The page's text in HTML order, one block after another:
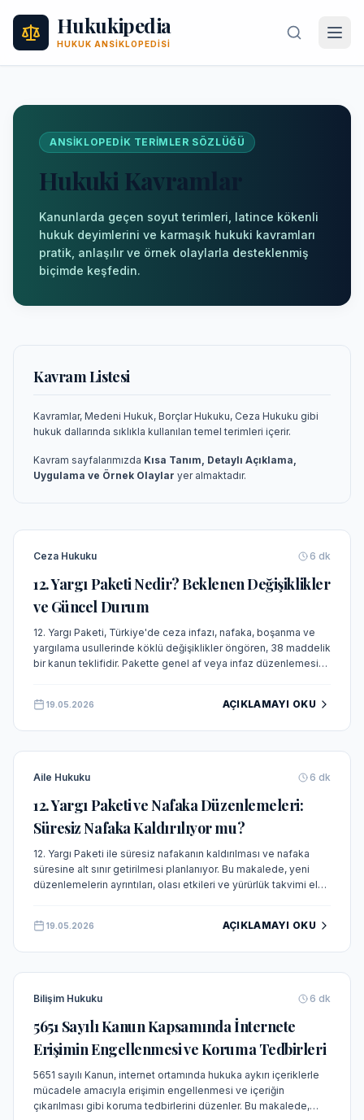
Hukukipedia
HUKUK ANSIKLOPEDISI
ANSIKLOPEDIK TERIMLER SÖZLÜĞÜ
Hukuki Kavramlar
Kanunlarda geçen soyut terimleri, latince kökenli
hukuk deyimlerini ve karmaşık hukuki kavramları
pratik, anlaşılır ve örnek olaylarla desteklenmiş
biçimde keşfedin.
Kavram Listesi
Kavramlar, Medeni Hukuk, Borçlar Hukuku, Ceza Hukuku gibi
hukuk dallarında sıklıkla kullanılan temel terimleri içerir.
Kavram sayfalarımızda Kısa Tanım, Detaylı Açıklama,
Uygulama ve Örnek Olaylar yer almaktadır.
Ceza Hukuku 6 dk
12. Yargı Paketi Nedir? Beklenen Değişiklikler
ve Güncel Durum
12. Yargı Paketi, Türkiye'de ceza infazı, nafaka, boşanma ve
yargılama usullerinde köklü değişiklikler öngören, 38 maddelik
bir kanun teklifidir. Pakette genel af veya infaz düzenlemesi
19.05.2026 AÇIKLAMAYI OKU
Aile Hukuku 6 dk
12. Yargı Paketi ve Nafaka Düzenlemeleri:
Süresiz Nafaka Kaldırılıyor mu?
12. Yargı Paketi ile süresiz nafakanın kaldırılması ve nafaka
süresine alt sınır getirilmesi planlanıyor. Bu makalede, yeni
düzenlemelerin ayrıntıları, olası etkileri ve yürürlük takvimi ele
19.05.2026 AÇIKLAMAYI OKU
Bilişim Hukuku 6 dk
5651 Sayılı Kanun Kapsamında İnternete
Erişimin Engellenmesi ve Koruma Tedbirleri
5651 sayılı Kanun, internet ortamında hukuka aykırı içeriklerle
mücadele amacıyla erişimin engellenmesi ve içeriğin
çıkarılması gibi koruma tedbirlerini düzenler. Bu makalede,